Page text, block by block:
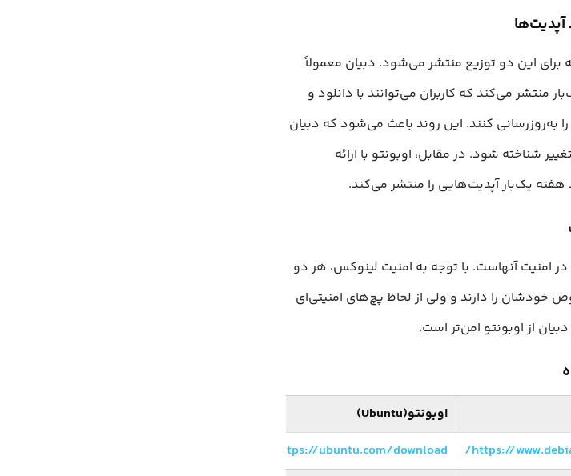
آپدیت‌ها
برای این دو توزیع منتشر می‌شود. دبیان معمولاً
منتشر می‌کند که کاربران می‌توانند با دانلود و
کنند. این روند باعث می‌شود که دبیان
شناخته شود. در مقابل، اوبونتو با ارائه
هفته یک‌بار آپدیت‌هایی را منتشر می‌کند.
امنیت آنهاست. با توجه به امنیت لینوکس، هر دو
خودشان را دارند و ولی از لحاظ پچ‌های امنیتی‌ای
از اوبونتو امن‌تر است.
اوبونتو(Ubuntu)
https://
https://ubuntu.com/download